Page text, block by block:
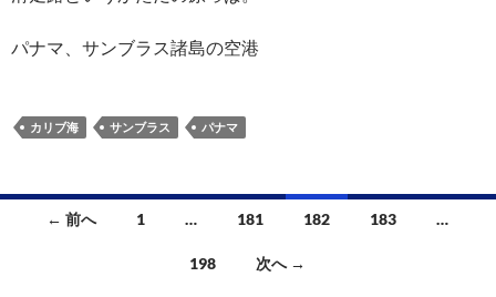
パナマ、サンブラス諸島の空港
カリブ海 サンブラス パナマ
← 前へ 1 … 181 182 183 …
198 次へ →